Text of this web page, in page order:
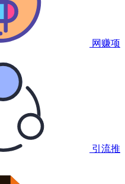
网赚项
引流推